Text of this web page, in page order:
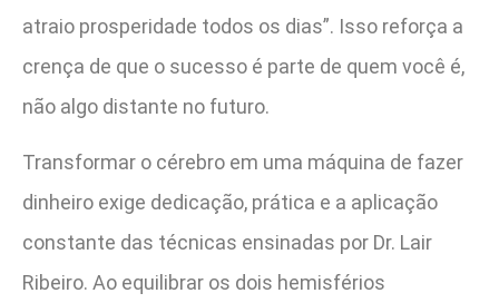
atraio prosperidade todos os dias”. Isso reforça a
crença de que o sucesso é parte de quem você é,
não algo distante no futuro.
Transformar o cérebro em uma máquina de fazer
dinheiro exige dedicação, prática e a aplicação
constante das técnicas ensinadas por Dr. Lair
Ribeiro. Ao equilibrar os dois hemisférios